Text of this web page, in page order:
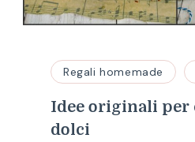
Regali homemade
Idee originali per
dolci